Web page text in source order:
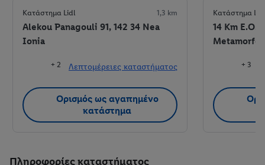
Κατάστημα Lidl 1,3 km
Alekou Panagouli 91, 142 34 Nea
Ionia
+ 2 Λεπτομέρειες καταστήματος
Ορισμός ως αγαπημένο
κατάστημα
Κατάστημα
14 Km E.O.
+ 3
Πληροφορίες καταστήματος